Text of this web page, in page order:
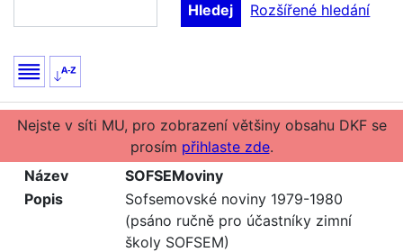
Rozšířené hledání
Nejste v síti MU, pro zobrazení většiny obsahu DKF se
prosím přihlaste zde.
Název
SOFSEMoviny
Popis
Sofsemovské noviny 1979-1980
(psáno ručně pro účastníky zimní
školy SOFSEM)